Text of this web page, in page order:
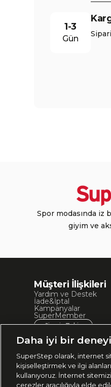
1-3
Gün
Spor modasında iz
giyim ve
Müşteri İlişkileri
Yardım ve Destek
İade&İptal
Kampanyalar
SuperMember
Sipariş Takip
Daha iyi bir
SuperStep olarak, internet
kişiselleştirmek ve ilgi
kullanıyoruz. İnternet
çerezler aracılığıyla elde